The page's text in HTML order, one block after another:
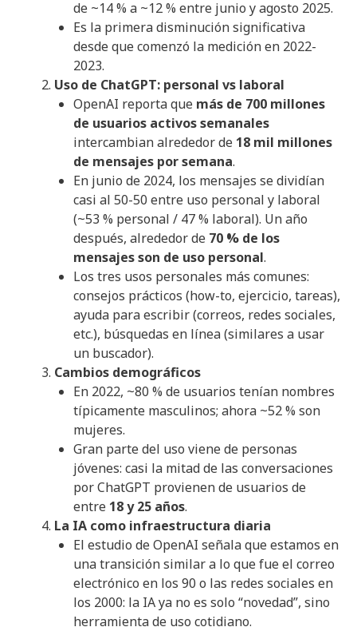
de ~14 % a ~12 % entre junio y agosto 2025.
Es la primera disminución significativa
desde que comenzó la medición en 2022-
2023.
Uso de ChatGPT: personal vs laboral
OpenAI reporta que más de 700 millones
de usuarios activos semanales
intercambian alrededor de 18 mil millones
de mensajes por semana.
En junio de 2024, los mensajes se dividían
casi al 50-50 entre uso personal y laboral
(~53 % personal / 47 % laboral). Un año
después, alrededor de 70 % de los
mensajes son de uso personal.
Los tres usos personales más comunes:
consejos prácticos (how-to, ejercicio, tareas),
ayuda para escribir (correos, redes sociales,
etc.), búsquedas en línea (similares a usar
un buscador).
Cambios demográficos
En 2022, ~80 % de usuarios tenían nombres
típicamente masculinos; ahora ~52 % son
mujeres.
Gran parte del uso viene de personas
jóvenes: casi la mitad de las conversaciones
por ChatGPT provienen de usuarios de
entre 18 y 25 años.
La IA como infraestructura diaria
El estudio de OpenAI señala que estamos en
una transición similar a lo que fue el correo
electrónico en los 90 o las redes sociales en
los 2000: la IA ya no es solo “novedad”, sino
herramienta de uso cotidiano.